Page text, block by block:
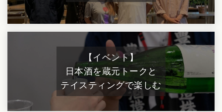
【イベント】
日本酒を蔵元トークと
テイスティングで楽しむ